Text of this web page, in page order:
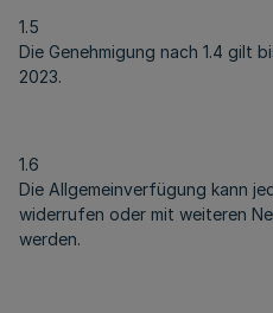
1.5
Die Genehmigung nach 1.4 gilt
2023.
1.6
Die Allgemeinverfügung kann
widerrufen oder mit weiteren
werden.